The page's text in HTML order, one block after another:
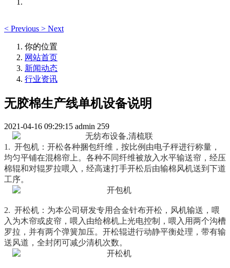
< Previous > Next
你的位置
网站首页
新闻动态
行业资讯
无胶棉生产线单机设备说明
2021-04-16 09:29:15 admin 259
1. 开包机： 开松各种捆包纤维，按比例由电子秤进行称量，
均匀平铺在混棉帘上。各种不同纤维被放入水平输送帘，经压
棉辊和对辊罗拉喂入，经高速打手开松后由输棉风机送到下道
工序。
2. 开松机： 为本公司研发专用合金针布开松，风机输送，喂
入为木帘或皮帘，喂入由给棉机上光电控制，喂入用两个沟槽
罗拉，并有两个弹簧加压。开松辊进行动静平衡处理，带有输
送风道，全封闭可减少清机次数。